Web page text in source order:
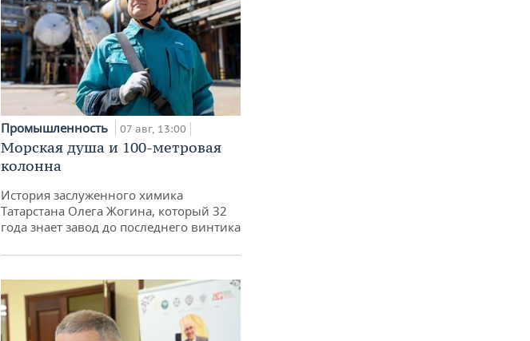
Промышленность 07 авг, 13:00
Морская душа и 100-метровая
колонна
История заслуженного химика
Татарстана Олега Жогина, который 32
года знает завод до последнего винтика